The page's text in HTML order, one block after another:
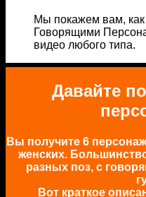
Мы покажем вам, как
Говорящими
видео любого типа.
Давайте
Вы получите 6
женских.
разных поз, с
Вот краткое